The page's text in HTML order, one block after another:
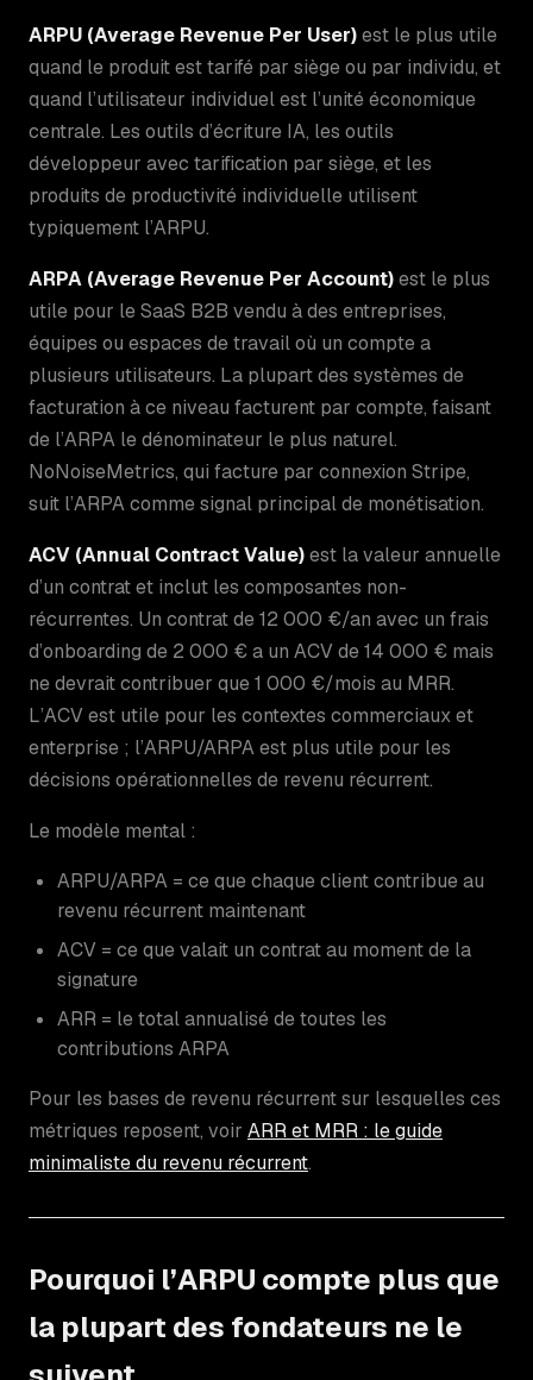
ARPU (Average Revenue Per User)est le plus utile
quand le produit est tarifé par siège ou par individu, et
quand l’utilisateur individuel est l’unité économique
centrale. Les outils d’écriture IA, les outils
développeur avec tarification par siège, et les
produits de productivité individuelle utilisent
typiquement l’ARPU.
ARPA (Average Revenue Per Account)est le plus
utile pour le SaaS B2B vendu à des entreprises,
équipes ou espaces de travail où un compte a
plusieurs utilisateurs. La plupart des systèmes de
facturation à ce niveau facturent par compte, faisant
de l’ARPA le dénominateur le plus naturel.
NoNoiseMetrics, qui facture par connexion Stripe,
suit l’ARPA comme signal principal de monétisation.
ACV (Annual Contract Value)est la valeur annuelle
d’un contrat et inclut les composantes non-
récurrentes. Un contrat de 12 000 €/an avec un frais
d’onboarding de 2 000 € a un ACV de 14 000 € mais
ne devrait contribuer que 1 000 €/mois au MRR.
L’ACV est utile pour les contextes commerciaux et
enterprise ; l’ARPU/ARPA est plus utile pour les
décisions opérationnelles de revenu récurrent.
Le modèle mental :
ARPU/ARPA = ce que chaque client contribue au
revenu récurrent maintenant
ACV = ce que valait un contrat au moment de la
signature
ARR = le total annualisé de toutes les
contributions ARPA
Pour les bases de revenu récurrent sur lesquelles ces
métriques reposent, voir ARR et MRR : le guide
minimaliste du revenu récurrent.
Pourquoi l’ARPU compte plus que
la plupart des fondateurs ne le